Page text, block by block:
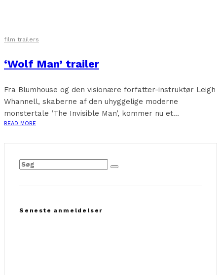
film trailers
‘Wolf Man’ trailer
Fra Blumhouse og den visionære forfatter-instruktør Leigh
Whannell, skaberne af den uhyggelige moderne
monstertale ‘The Invisible Man’, kommer nu et...
READ MORE
Seneste anmeldelser